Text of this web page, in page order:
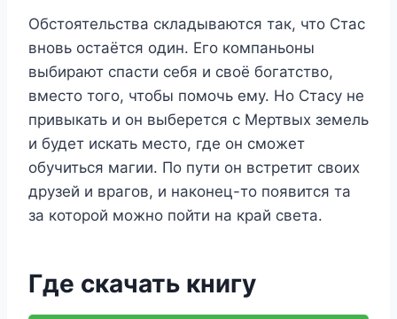
Обстоятельства складываются так, что Стас
вновь остаётся один. Его компаньоны
выбирают спасти себя и своё богатство,
вместо того, чтобы помочь ему. Но Стасу не
привыкать и он выберется с Мертвых земель
и будет искать место, где он сможет
обучиться магии. По пути он встретит своих
друзей и врагов, и наконец-то появится та
за которой можно пойти на край света.
Где скачать книгу